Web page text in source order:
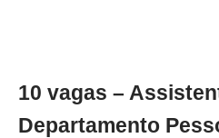
10 vagas –
Departamento